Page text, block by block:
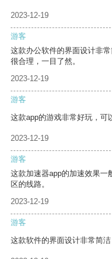
2023-12-19
游客
这款办公软件的界面设计非
很合理，一目了然。
2023-12-19
游客
这款app的游戏非常好玩，可
2023-12-19
游客
这款加速器app的加速效果一
区的线路。
2023-12-19
游客
这款软件的界面设计非常简洁